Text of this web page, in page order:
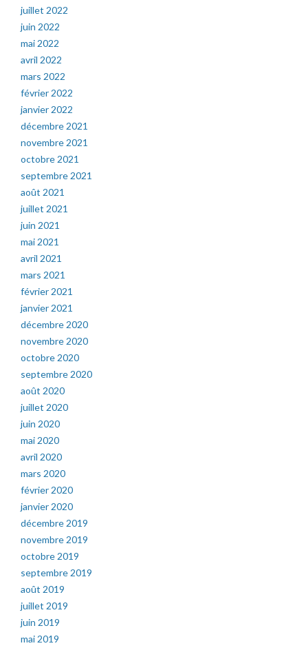
juillet 2022
juin 2022
mai 2022
avril 2022
mars 2022
février 2022
janvier 2022
décembre 2021
novembre 2021
octobre 2021
septembre 2021
août 2021
juillet 2021
juin 2021
mai 2021
avril 2021
mars 2021
février 2021
janvier 2021
décembre 2020
novembre 2020
octobre 2020
septembre 2020
août 2020
juillet 2020
juin 2020
mai 2020
avril 2020
mars 2020
février 2020
janvier 2020
décembre 2019
novembre 2019
octobre 2019
septembre 2019
août 2019
juillet 2019
juin 2019
mai 2019